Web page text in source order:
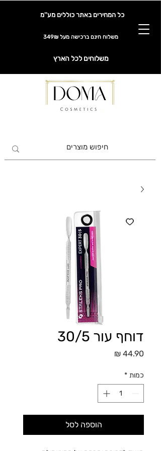
כל המחירים באתר כוללים מע''מ
משלוח חינם ברכישה מעל 349₪
משלוחים לכל הארץ
דוחף עור 30/5
כמות *
הוספה לסל